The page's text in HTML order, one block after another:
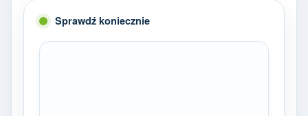
Sprawdź koniecznie